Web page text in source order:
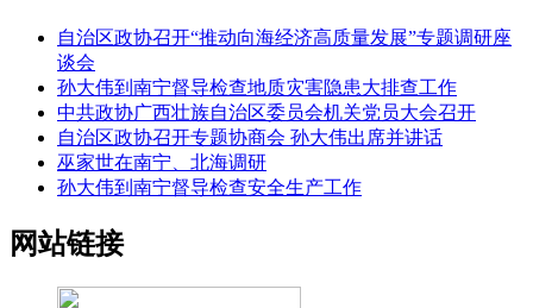
自治区政协召开“推动向海经济高质量发展”专题调研座
谈会
孙大伟到南宁督导检查地质灾害隐患大排查工作
中共政协广西壮族自治区委员会机关党员大会召开
自治区政协召开专题协商会 孙大伟出席并讲话
巫家世在南宁、北海调研
孙大伟到南宁督导检查安全生产工作
网站链接